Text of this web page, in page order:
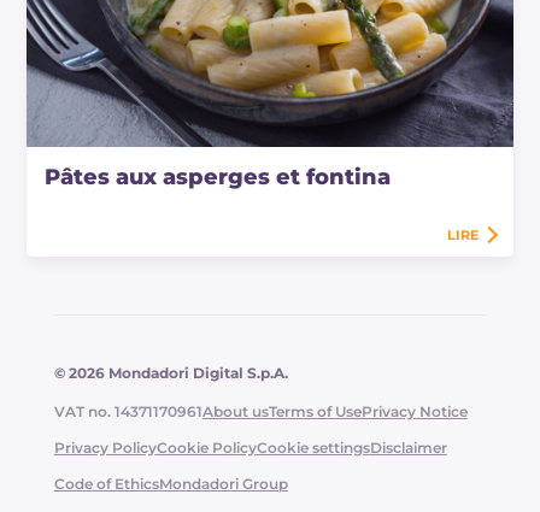
Pâtes aux asperges et fontina
LIRE
© 2026 Mondadori Digital S.p.A.
VAT no. 14371170961About usTerms of UsePrivacy Notice
Privacy PolicyCookie PolicyCookie settingsDisclaimer
Code of EthicsMondadori Group